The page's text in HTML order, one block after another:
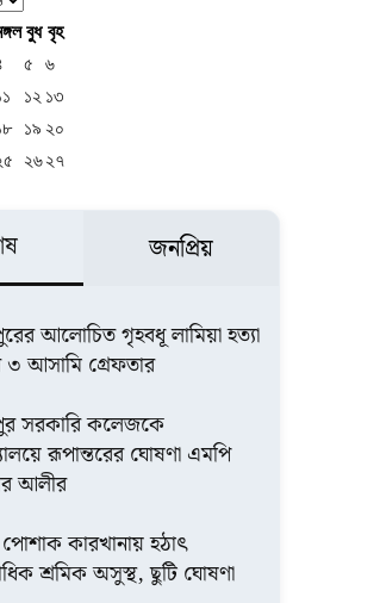
বুধ বৃহ
৫
৬
১২ ১৩
১৯ ২০
২৬২৭
জনপ্রিয়
আলোচিত গৃহবধূ লামিয়া হত্যা
৩ আসামি গ্রেফতার
সরকারি কলেজকে
রূপান্তরের ঘোষণা এমপি
আলীর
পোশাক কারখানায় হঠাৎ
শ্রমিক অসুস্থ, ছুটি ঘোষণা